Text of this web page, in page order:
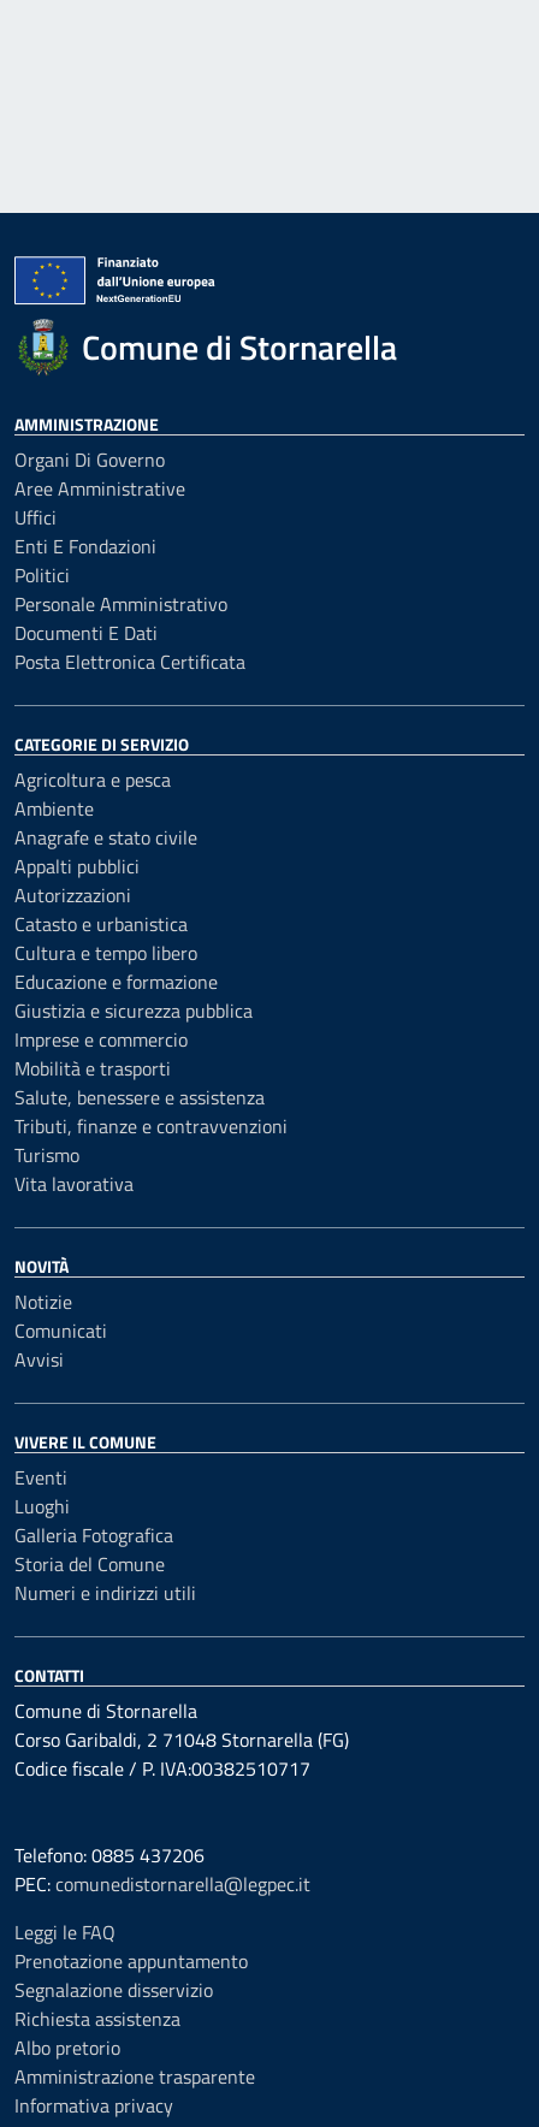
Comune di Stornarella
AMMINISTRAZIONE
Organi Di Governo
Aree Amministrative
Uffici
Enti E Fondazioni
Politici
Personale Amministrativo
Documenti E Dati
Posta Elettronica Certificata
CATEGORIE DI SERVIZIO
Agricoltura e pesca
Ambiente
Anagrafe e stato civile
Appalti pubblici
Autorizzazioni
Catasto e urbanistica
Cultura e tempo libero
Educazione e formazione
Giustizia e sicurezza pubblica
Imprese e commercio
Mobilità e trasporti
Salute, benessere e assistenza
Tributi, finanze e contravvenzioni
Turismo
Vita lavorativa
NOVITÀ
Notizie
Comunicati
Avvisi
VIVERE IL COMUNE
Eventi
Luoghi
Galleria Fotografica
Storia del Comune
Numeri e indirizzi utili
CONTATTI
Comune di Stornarella
Corso Garibaldi, 2 71048 Stornarella (FG)
Codice fiscale / P. IVA:00382510717
Telefono: 0885 437206
PEC:comunedistornarella@legpec.it
Leggi le FAQ
Prenotazione appuntamento
Segnalazione disservizio
Richiesta assistenza
Albo pretorio
Amministrazione trasparente
Informativa privacy